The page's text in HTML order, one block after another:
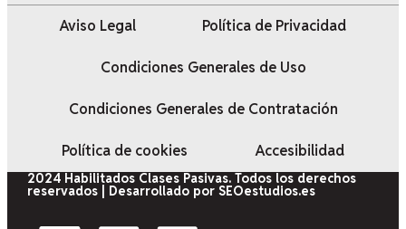
Aviso Legal Política de Privacidad
Condiciones Generales de Uso
Condiciones Generales de Contratación
Política de cookies Accesibilidad
2024 Habilitados Clases Pasivas. Todos los derechos
reservados | Desarrollado por SEOestudios.es